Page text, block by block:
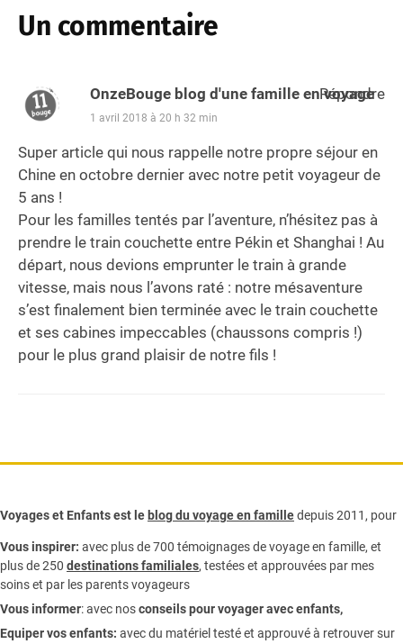
Un commentaire
OnzeBouge blog d'une famille en voyage
1 avril 2018 à 20 h 32 min
Super article qui nous rappelle notre propre séjour en
Chine en octobre dernier avec notre petit voyageur de
5 ans !
Pour les familles tentés par l’aventure, n’hésitez pas à
prendre le train couchette entre Pékin et Shanghai ! Au
départ, nous devions emprunter le train à grande
vitesse, mais nous l’avons raté : notre mésaventure
s’est finalement bien terminée avec le train couchette
et ses cabines impeccables (chaussons compris !)
pour le plus grand plaisir de notre fils !
Répondre
Voyages et Enfants est leblog du voyage en familledepuis 2011, pour
Vous inspirer: avec plus de 700 témoignages devoyage en famille, et
plus de 250 destinations familiales, testées et approuvées par mes
soins et par les parents voyageurs
Vous informer:avec nosconseils pour voyager avec enfants,
Equiper vos enfants: avec du matériel testé et approuvé à retrouver sur